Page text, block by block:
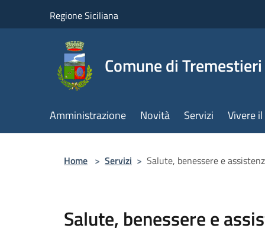
Regione Siciliana
Comune di
Amministrazione Novità Servizi Vivere
Home > Servizi > Salute, benessere e
Salute, benessere e